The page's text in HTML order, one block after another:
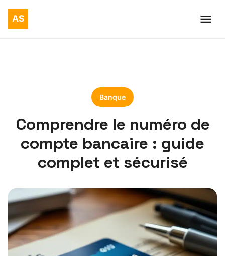
Banque
Comprendre le numéro de
compte bancaire : guide
complet et sécurisé